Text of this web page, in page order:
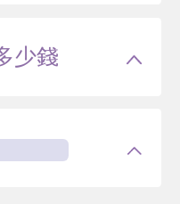
少錢